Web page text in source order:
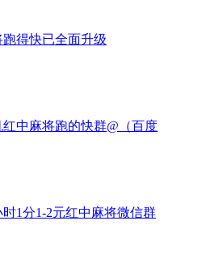
得快已全面升级
红中麻将跑的快群@（百度
1分1-2元红中麻将微信群